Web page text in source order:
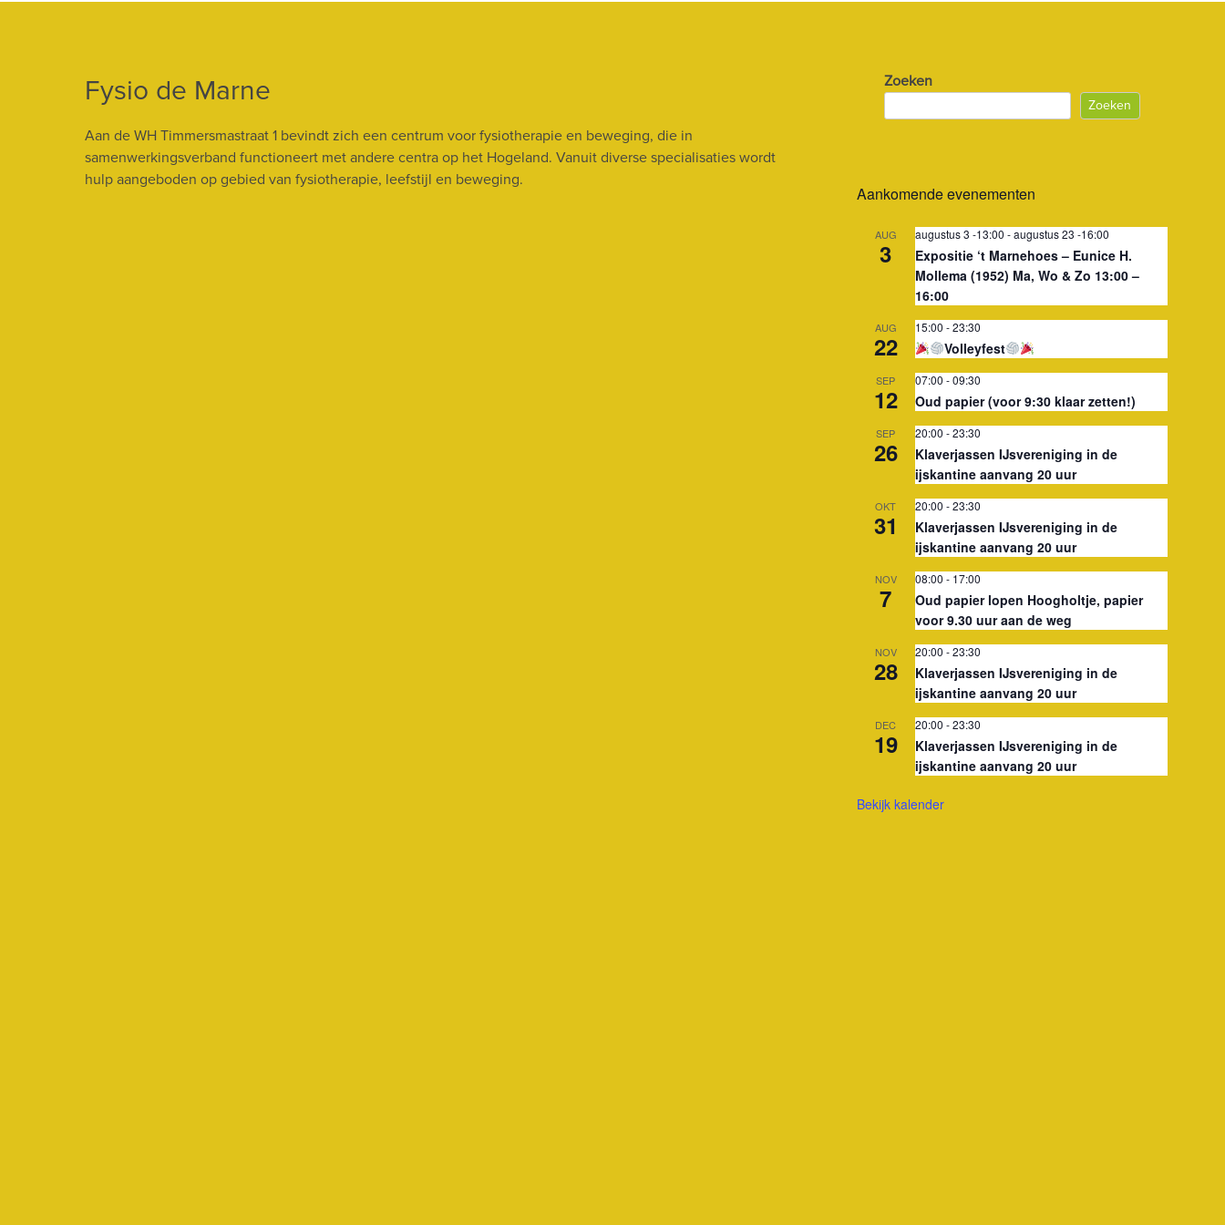
Fysio de Marne
Aan de WH Timmersmastraat 1 bevindt zich een centrum voor fysiotherapie en beweging, die in
samenwerkingsverband functioneert met andere centra op het Hogeland. Vanuit diverse specialisaties wordt
hulp aangeboden op gebied van fysiotherapie, leefstijl en beweging.
Zoeken
Zoeken
Aankomende evenementen
AUG
3
augustus 3 -13:00 -augustus 23 -16:00
Expositie ‘t Marnehoes – Eunice H.
Mollema (1952) Ma, Wo & Zo 13:00 –
16:00
AUG
22
15:00 -23:30
Volleyfest
SEP
12
07:00 -09:30
Oud papier (voor 9:30 klaar zetten!)
SEP
26
20:00 -23:30
Klaverjassen IJsvereniging in de
ijskantine aanvang 20 uur
OKT
31
20:00 -23:30
Klaverjassen IJsvereniging in de
ijskantine aanvang 20 uur
NOV
7
08:00 - 17:00
Oud papier lopen Hoogholtje, papier
voor 9.30 uur aan de weg
NOV
28
20:00 -23:30
Klaverjassen IJsvereniging in de
ijskantine aanvang 20 uur
DEC
19
20:00 -23:30
Klaverjassen IJsvereniging in de
ijskantine aanvang 20 uur
Bekijk kalender